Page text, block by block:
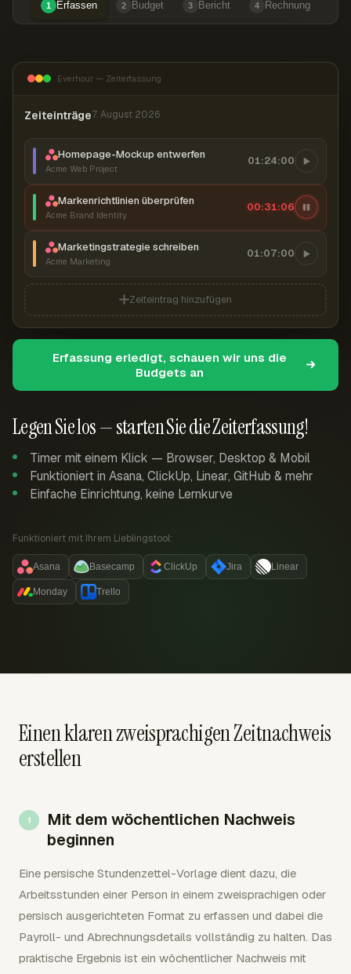
1 Erfassen 2 Budget 3 Bericht 4 Rechnung
Legen Sie los — starten Sie die Zeiterfassung!
Timer mit einem Klick — Browser, Desktop & Mobil
Funktioniert in Asana, ClickUp, Linear, GitHub & mehr
Einfache Einrichtung, keine Lernkurve
Funktioniert mit Ihrem Lieblingstool:
Asana Basecamp ClickUp Jira Linear
Monday Trello
Everhour — Zeiterfassung
Zeiteinträge7. August 2026
Homepage-Mockup entwerfen
Acme Web Project
01:24:00
Markenrichtlinien überprüfen
Acme Brand Identity
00:31:07
Marketingstrategie schreiben
Acme Marketing
01:07:00
Zeiteintrag hinzufügen
Erfassung erledigt, schauen wir uns die
Budgets an
Einen klaren zweisprachigen Zeitnachweis
erstellen
Mit dem wöchentlichen Nachweis
beginnen
Eine persische Stundenzettel-Vorlage dient dazu, die
Arbeitsstunden einer Person in einem zweisprachigen oder
persisch ausgerichteten Format zu erfassen und dabei die
Payroll- und Abrechnungsdetails vollständig zu halten. Das
praktische Ergebnis ist ein wöchentlicher Nachweis mit